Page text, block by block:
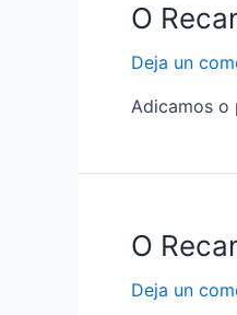
O
Deja un
Adicamos o
O
Deja un